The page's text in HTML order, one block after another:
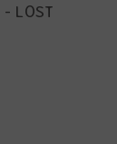
- LOST